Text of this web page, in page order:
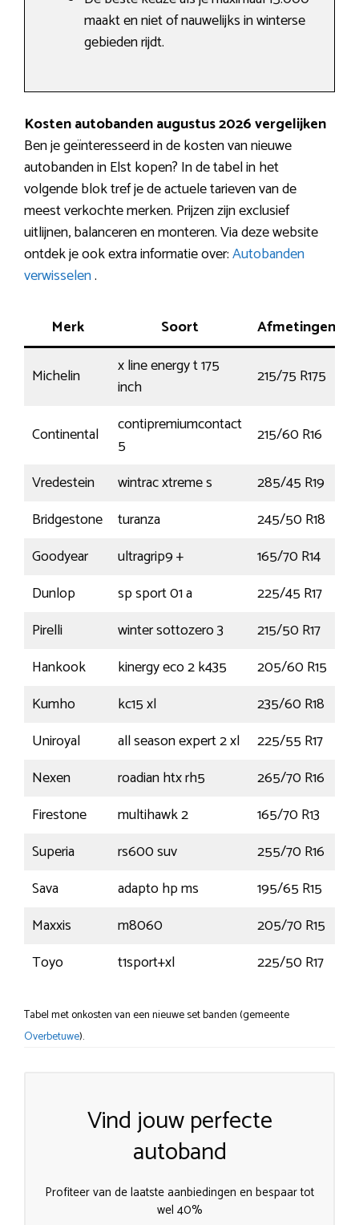
maakt en niet of nauwelijks in winterse
gebieden rijdt.
Kosten autobanden augustus 2026 vergelijken
Ben je geïnteresseerd in de kosten van nieuwe
autobanden in Elst kopen? In de tabel in het
volgende blok tref je de actuele tarieven van de
meest verkochte merken. Prijzen zijn exclusief
uitlijnen, balanceren en monteren. Via deze website
ontdek je ook extra informatie over:Autobanden
verwisselen.
Merk Soort Afmetingen
Michelin
x line energy t 175
inch
215/75 R175
Continental
contipremiumcontact
5
215/60 R16
Vredestein
wintrac xtreme s 285/45 R19
Bridgestone
turanza 245/50 R18
Goodyear
ultragrip9 + 165/70 R14
Dunlop
sp sport 01 a 225/45 R17
Pirelli
winter sottozero 3 215/50 R17
Hankook
kinergy eco 2 k435 205/60 R15
Kumho
kc15 xl 235/60 R18
Uniroyal
all season expert 2 xl 225/55 R17
Nexen
roadian htx rh5 265/70 R16
Firestone
multihawk 2 165/70 R13
Superia
rs600 suv 255/70 R16
Sava
adapto hp ms 195/65 R15
Maxxis
m8060
205/70 R15
Toyo
t1sport+xl 225/50 R17
Tabel met onkosten van een nieuwe set banden (gemeente
Overbetuwe).
Vind jouw perfecte
autoband
Profiteer van de laatste aanbiedingen en bespaar tot
wel 40%